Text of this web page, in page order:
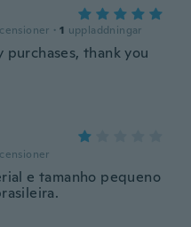
· 1 uppladdningar
thank you
e tamanho pequeno